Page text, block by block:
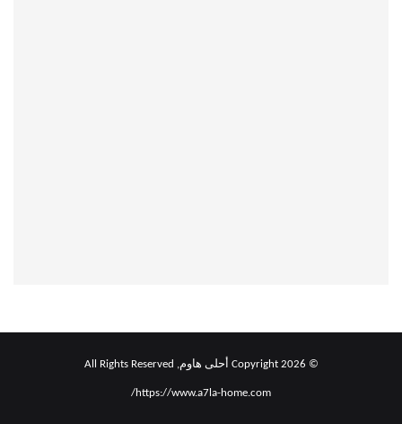
© Copyright 2026 أحلى هاوم, All Rights Reserved
https://www.a7la-home.com/